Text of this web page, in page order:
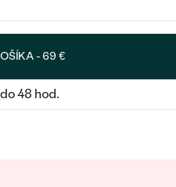
-69 €
48 hod.